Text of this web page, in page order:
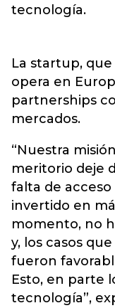
tecnología.
La startup,
opera en
partnerships
mercados.
“Nuestra
meritorio deje
falta de acceso
invertido en
momento, no
y, los casos
fueron
Esto, en parte
tecnología”,